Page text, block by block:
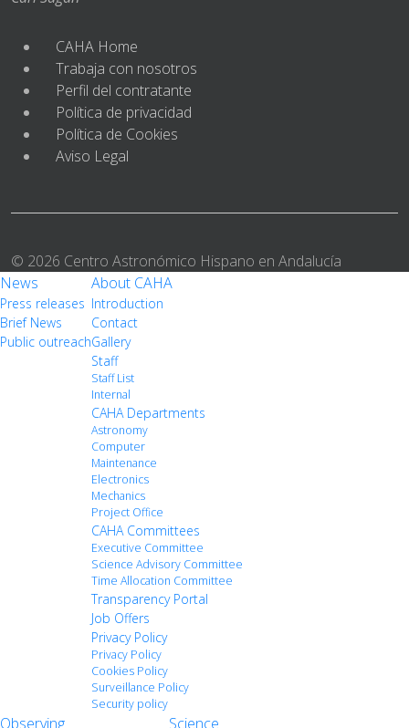
CAHA Home
Trabaja con nosotros
Perfil del contratante
Política de privacidad
Política de Cookies
Aviso Legal
© 2026 Centro Astronómico Hispano en Andalucía
News
Press releases
Brief News
Public outreach
About CAHA
Introduction
Contact
Gallery
Staff
Staff List
Internal
CAHA Departments
Astronomy
Computer
Maintenance
Electronics
Mechanics
Project Office
CAHA Committees
Executive Committee
Science Advisory Committee
Time Allocation Committee
Transparency Portal
Job Offers
Privacy Policy
Privacy Policy
Cookies Policy
Surveillance Policy
Security policy
Observing Science